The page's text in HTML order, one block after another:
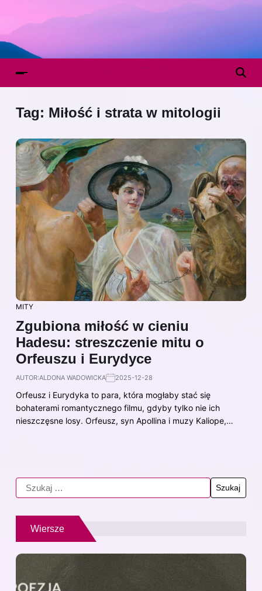
Tag: Miłość i strata w mitologii
MITY
Zgubiona miłość w cieniu
Hadesu: streszczenie mitu o
Orfeuszu i Eurydyce
AUTOR:ALDONA WADOWICKA 2025-12-28
Orfeusz i Eurydyka to para, która mogłaby stać się
bohaterami romantycznego filmu, gdyby tylko nie ich
nieszczęsne losy. Orfeusz, syn Apollina i muzy Kaliope,…
Wiersze